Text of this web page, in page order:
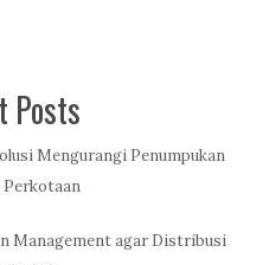
Posts
Mengurangi Penumpukan
Management agar Distribusi